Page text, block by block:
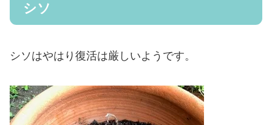
シソ
シソはやはり復活は厳しいようです。